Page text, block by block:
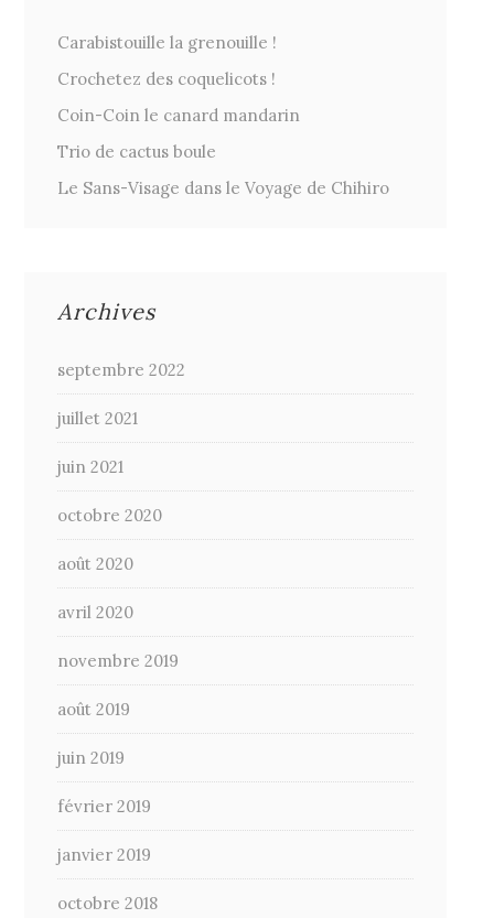
Carabistouille la grenouille !
Crochetez des coquelicots !
Coin-Coin le canard mandarin
Trio de cactus boule
Le Sans-Visage dans le Voyage de Chihiro
Archives
septembre 2022
juillet 2021
juin 2021
octobre 2020
août 2020
avril 2020
novembre 2019
août 2019
juin 2019
février 2019
janvier 2019
octobre 2018